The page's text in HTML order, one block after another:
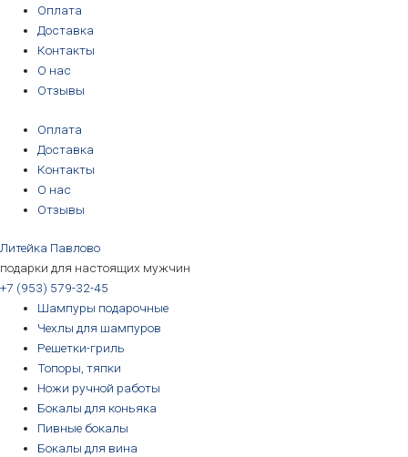
Перейти
содержимому
Оплата
Доставка
Контакты
О нас
Отзывы
Оплата
Доставка
Контакты
О нас
Отзывы
Литейка Павлово
подарки для настоящих мужчин
+7 (953) 579-32-45
Шампуры подарочные
Чехлы для шампуров
Решетки-гриль
Топоры, тяпки
Ножи ручной работы
Бокалы для коньяка
Пивные бокалы
Бокалы для вина
Количество
товара
Бокал
коньяка
Первоначальная
цена
составляла
Первоначальная
цена
составляла
Первоначальная
цена
составляла
Первоначальная
цена
составляла